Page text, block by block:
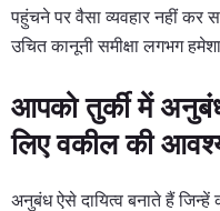
पहुंचने पर वैसा व्यवहार नहीं
उचित कानूनी समीक्षा लगभग
आपको तुर्की में
लिए वकील की
अनुबंध ऐसे दायित्व बनाते हैं